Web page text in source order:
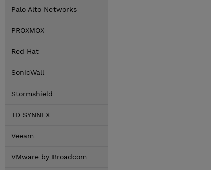
Palo Alto Networks
PROXMOX
Red Hat
SonicWall
Stormshield
TD SYNNEX
Veeam
VMware by Broadcom